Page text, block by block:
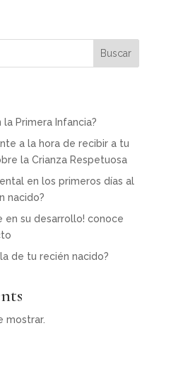
Buscar
la Primera Infancia?
a la hora de recibir a tu
la Crianza Respetuosa
en los primeros días al
nacido?
en su desarrollo! conoce
de tu recién nacido?
mostrar.